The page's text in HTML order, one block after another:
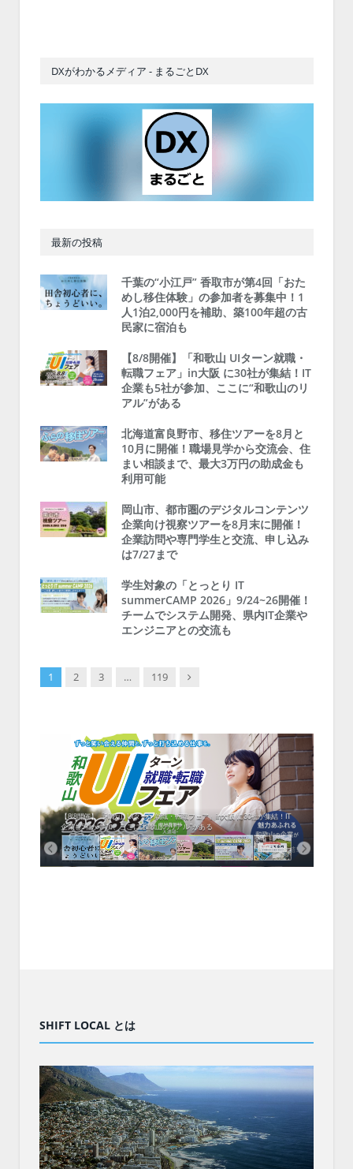
DXがわかるメディア - まるごとDX
最新の投稿
千葉の“小江戸” 香取市が第4回「おた
めし移住体験」の参加者を募集中！1
人1泊2,000円を補助、築100年超の古
民家に宿泊も
【8/8開催】「和歌山 UIターン就職・
転職フェア」in大阪 に30社が集結！IT
企業も5社が参加、ここに“和歌山のリ
アル”がある
北海道富良野市、移住ツアーを8月と
10月に開催！職場見学から交流会、住
まい相談まで、最大3万円の助成金も
利用可能
岡山市、都市圏のデジタルコンテンツ
企業向け視察ツアーを8月末に開催！
企業訪問や専門学生と交流、申し込み
は7/27まで
学生対象の「とっとり IT
summerCAMP 2026」9/24~26開催！
チームでシステム開発、県内IT企業や
エンジニアとの交流も
1 2 3 … 119 Next
【8/8開催】「和歌山 UIターン就職・転職フェア」in大阪 に30社が集結！IT
企業も5社が参加、ここに“和歌山のリアル”がある
SHIFT LOCAL とは